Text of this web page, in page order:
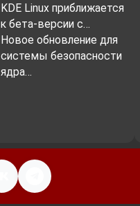
KDE Linux приближается
к бета-версии с…
Новое обновление для
системы безопасности
ядра…